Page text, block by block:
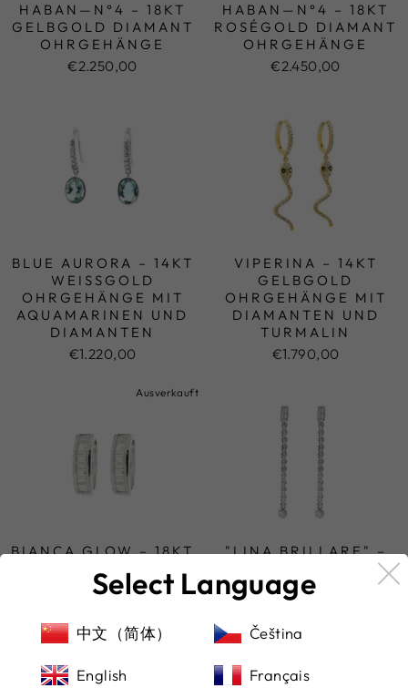
HABAN—N°4 – 18KT
GELBGOLD DIAMANT
OHRGEHÄNGE
€2.250,00
HABAN—N°4 – 18KT
ROSÉGOLD DIAMANT
OHRGEHÄNGE
€2.450,00
BLUE AURORA – 14KT
WEISSGOLD O
HRGEHÄNGE MIT A
QUAMARINEN UND D
IAMANTEN
€1.220,00
VIPERINA – 14KT
GELBGOLD
OHRGEHÄNGE MIT
DIAMANTEN UND
TURMALIN
€1.790,00
Ausverkauft
BIANCA GLOW – 18KT
REOLEN
"LINA BRILLARE" –
18KT WEISSGOLD D
IAMANT-O
HRGEHÄNGE
€2.200,00
Select Language
中文（简体） Čeština
English Français